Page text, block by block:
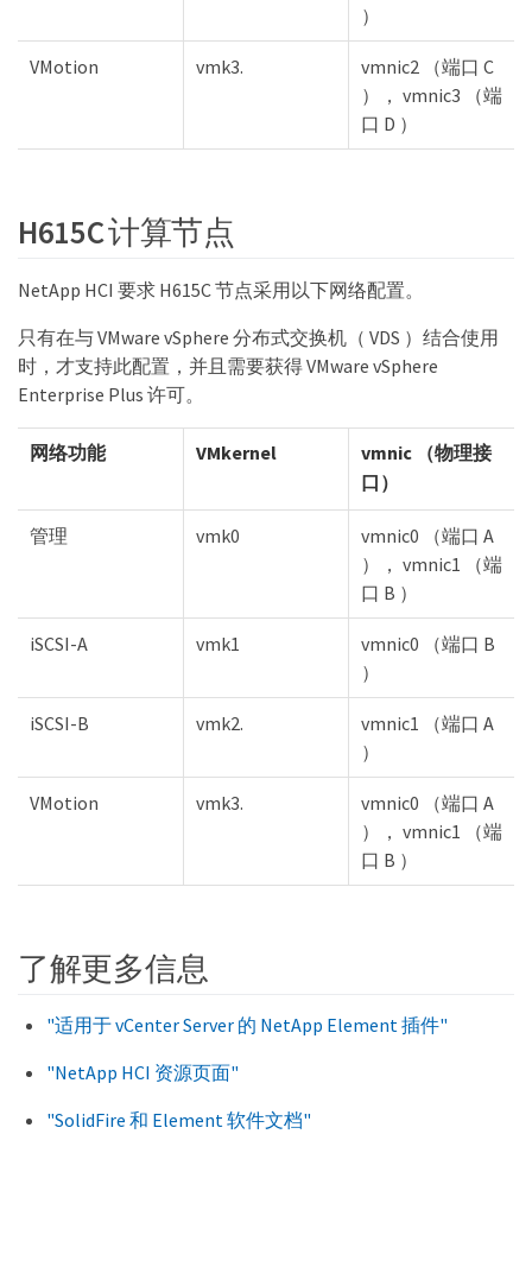
）
VMotion vmk3.
vmnic2 （端口 C
）， vmnic3 （端
口 D ）
H615C 计算节点
NetApp HCI 要求 H615C 节点采用以下网络配置。
只有在与 VMware vSphere 分布式交换机（ VDS ）结合使用
时，才支持此配置，并且需要获得 VMware vSphere
Enterprise Plus 许可。
网络功能 VMkernel
vmnic （物理接
口）
管理 vmk0
vmnic0 （端口 A
）， vmnic1 （端
口 B ）
iSCSI-A vmk1
vmnic0 （端口 B
）
iSCSI-B vmk2.
vmnic1 （端口 A
）
VMotion vmk3.
vmnic0 （端口 A
）， vmnic1 （端
口 B ）
了解更多信息
"适用于 vCenter Server 的 NetApp Element 插件"
"NetApp HCI 资源页面"
"SolidFire 和 Element 软件文档"